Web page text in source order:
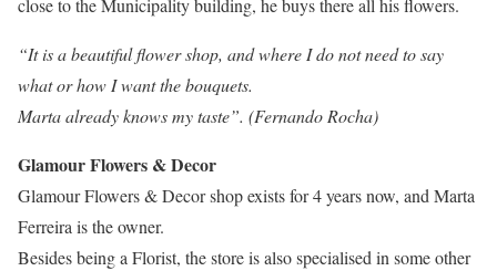
close to the Municipality building, he buys there all his flowers.
“It is a beautiful flower shop, and where I do not need to say
what or how I want the bouquets.
Marta already knows my taste”. (Fernando Rocha)
Glamour Flowers & Decor
Glamour Flowers & Decor shop exists for 4 years now, and Marta
Ferreira is the owner.
Besides being a Florist, the store is also specialised in some other